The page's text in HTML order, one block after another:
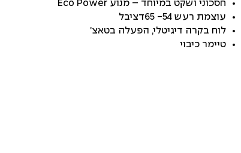
חסכוני ושקט במיוחד – מנוע Eco Power
עוצמת רעש 54- 65דציבל
לוח בקרה דיגיטלי, הפעלה בטאצ'
טיימר כיבוי